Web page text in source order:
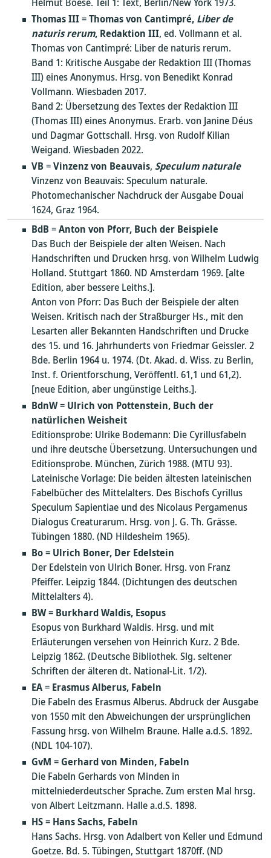
Thomas III=Thomas von Cantimpré, Liber de
naturis rerum, Redaktion III, ed. Vollmann et al.
Thomas von Cantimpré: Liber de naturis rerum.
Band 1: Kritische Ausgabe der Redaktion III (Thomas
III) eines Anonymus. Hrsg. von Benedikt Konrad
Vollmann. Wiesbaden 2017.
Band 2: Übersetzung des Textes der Redaktion III
(Thomas III) eines Anonymus. Erarb. von Janine Déus
und Dagmar Gottschall. Hrsg. von Rudolf Kilian
Weigand. Wiesbaden 2022.
VB =Vinzenz von Beauvais, Speculum naturale
Vinzenz von Beauvais: Speculum naturale.
Photomechanischer Nachdruck der Ausgabe Douai
1624, Graz 1964.
BdB =Anton von Pforr, Buch der Beispiele
Das Buch der Beispiele der alten Weisen. Nach
Handschriften und Drucken hrsg. von Wilhelm Ludwig
Holland. Stuttgart 1860. ND Amsterdam 1969. [alte
Edition, aber bessere Leiths.].
Anton von Pforr: Das Buch der Beispiele der alten
Weisen. Kritisch nach der Straßburger Hs., mit den
Lesarten aller Bekannten Handschriften und Drucke
des 15. und 16. Jahrhunderts von Friedmar Geissler. 2
Bde. Berlin 1964 u. 1974. (Dt. Akad. d. Wiss. zu Berlin,
Inst. f. Orientforschung, Veröffentl. 61,1 und 61,2).
[neue Edition, aber ungünstige Leiths.].
BdnW= Ulrich von Pottenstein, Buch der
natürlichen Weisheit
Editionsprobe: Ulrike Bodemann: Die Cyrillusfabeln
und ihre deutsche Übersetzung. Untersuchungen und
Editionsprobe. München, Zürich 1988. (MTU 93).
Lateinische Vorlage: Die beiden ältesten lateinischen
Fabelbücher des Mittelalters. Des Bischofs Cyrillus
Speculum Sapientiae und des Nicolaus Pergamenus
Dialogus Creaturarum. Hrsg. von J. G. Th. Grässe.
Tübingen 1880. (ND Hildesheim 1965).
Bo= Ulrich Boner, Der Edelstein
Der Edelstein von Ulrich Boner. Hrsg. von Franz
Pfeiffer. Leipzig 1844. (Dichtungen des deutschen
Mittelalters 4).
BW= Burkhard Waldis, Esopus
Esopus von Burkhard Waldis. Hrsg. und mit
Erläuterungen versehen von Heinrich Kurz. 2 Bde.
Leipzig 1862. (Deutsche Bibliothek. Slg. seltener
Schriften der älteren dt. National-Lit. 1/2).
EA= Erasmus Alberus, Fabeln
Die Fabeln des Erasmus Alberus. Abdruck der Ausgabe
von 1550 mit den Abweichungen der ursprünglichen
Fassung hrsg. von Wilhelm Braune. Halle a.d.S. 1892.
(NDL 104-107).
GvM =Gerhard von Minden, Fabeln
Die Fabeln Gerhards von Minden in
mittelniederdeutscher Sprache. Zum ersten Mal hrsg.
von Albert Leitzmann. Halle a.d.S. 1898.
HS= Hans Sachs, Fabeln
Hans Sachs. Hrsg. von Adalbert von Keller und Edmund
Goetze. Bd. 5. Tübingen, Stuttgart 1870ff. (ND